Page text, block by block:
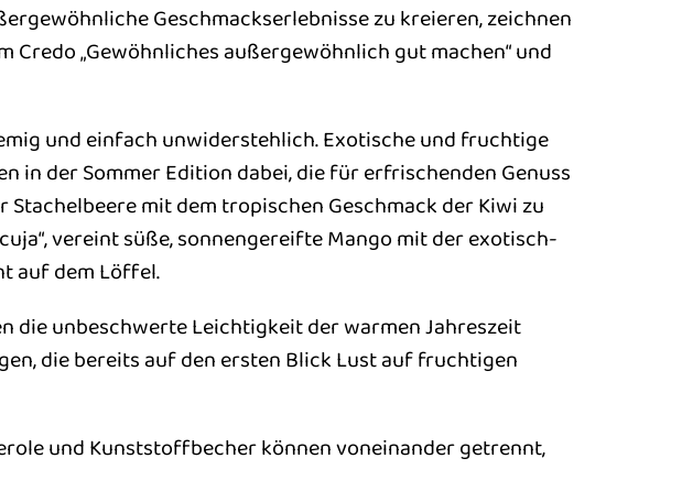
Geschmackserlebnisse zu kreieren, zeichnen
„Gewöhnliches außergewöhnlich gut machen“ und
und einfach unwiderstehlich. Exotische und fruchtige
der Sommer Edition dabei, die für erfrischenden Genuss
mit dem tropischen Geschmack der Kiwi zu
vereint süße, sonnengereifte Mango mit der exotisch-
auf dem Löffel.
die unbeschwerte Leichtigkeit der warmen Jahreszeit
die bereits auf den ersten Blick Lust auf fruchtigen
und Kunststoffbecher können voneinander getrennt,